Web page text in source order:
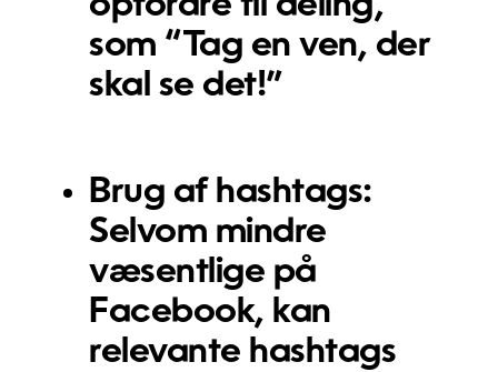
som “Tag en ven, der
skal se det!”
Brug af hashtags:
Selvom mindre
væsentlige på
Facebook, kan
relevante hashtags